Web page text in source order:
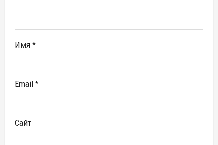
я
Имя *
Email *
Сайт